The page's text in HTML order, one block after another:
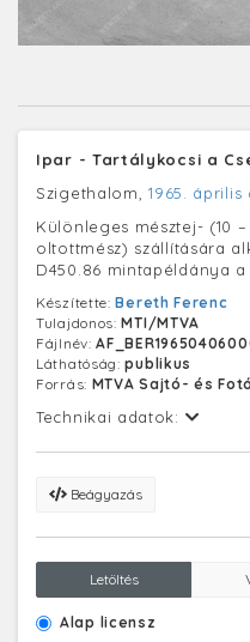
Ipar - Tartálykocsi a
Szigethalom,1965. április
Különleges mésztej- (10
oltottmész) szállítására
D450.86 mintapéldánya
Készítette:Bereth Ferenc
Tulajdonos:MTI/MTVA
Fájlnév:
Láthatóság:publikus
Forrás: MTVA Sajtó- és
Technikai adatok:
Beágyazás
Letöltés
Alap licensz